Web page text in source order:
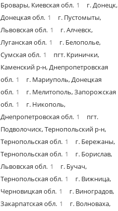
Бровары, Киевская обл. 1
г. Донецк,
Донецкая обл. 1
г. Пустомыты,
Львовская обл. 1
г. Алчевск,
Луганская обл. 1
г. Белополье,
Сумская обл. 1
пгт. Кринички,
Каменский р-н, Днепропетровская
обл. 1
г. Мариуполь, Донецкая
обл. 1
г. Мелитополь, Запорожская
обл. 1
г. Никополь,
Днепропетровская обл. 1
пгт.
Подволочиск, Тернопольский р-н,
Тернопольская обл. 1
г. Бережаны,
Тернопольская обл. 1
г. Борислав,
Львовская обл. 1
г. Бучач,
Тернопольская обл. 1
г. Вижница,
Черновицкая обл. 1
г. Виноградов,
Закарпатская обл. 1
г. Волноваха,